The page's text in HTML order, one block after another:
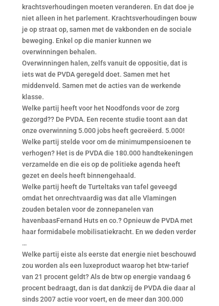
krachtsverhoudingen moeten veranderen. En dat doe je
niet alleen in het parlement. Krachtsverhoudingen bouw
je op straat op, samen met de vakbonden en de sociale
beweging. Enkel op die manier kunnen we
overwinningen behalen.
Overwinningen halen, zelfs vanuit de oppositie, dat is
iets wat de PVDA geregeld doet. Samen met het
middenveld. Samen met de acties van de werkende
klasse.
Welke partij heeft voor het Noodfonds voor de zorg
gezorgd?? De PVDA. Een recente studie toont aan dat
onze overwinning 5.000 jobs heeft gecreëerd. 5.000!
Welke partij stelde voor om de minimumpensioenen te
verhogen? Het is de PVDA die 180.000 handtekeningen
verzamelde en die eis op de politieke agenda heeft
gezet en deels heeft binnengehaald.
Welke partij heeft de Turteltaks van tafel geveegd
omdat het onrechtvaardig was dat alle Vlamingen
zouden betalen voor de zonnepanelen van
havenbaasFernand Huts en co.? Opnieuw de PVDA met
haar formidabele mobilisatiekracht. En we deden verder
…
Welke partij eiste als eerste dat energie niet beschouwd
zou worden als een luxeproduct waarop het btw-tarief
van 21 procent geldt? Als de btw op energie vandaag 6
procent bedraagt, dan is dat dankzij de PVDA die daar al
sinds 2007 actie voor voert, en de meer dan 300.000